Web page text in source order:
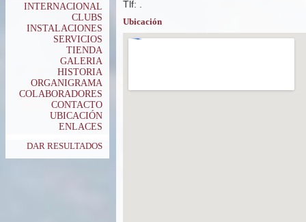
INTERNACIONAL
CLUBS
INSTALACIONES
SERVICIOS
TIENDA
GALERIA
HISTORIA
ORGANIGRAMA
COLABORADORES
CONTACTO
UBICACIÓN
ENLACES
DAR RESULTADOS
Tlf: .
Ubicación